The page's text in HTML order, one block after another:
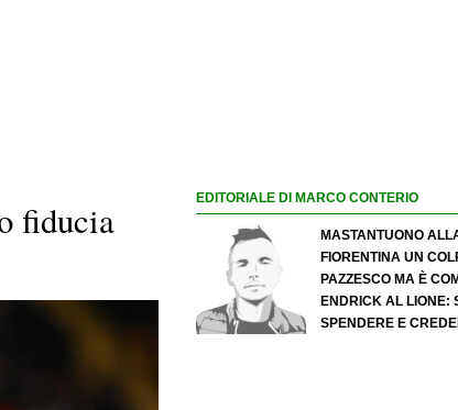
fiducia
EDITORIALE DI MARCO CONTERIO
MASTANTUONO
FIORENTINA UN
PAZZESCO MA È
ENDRICK AL LIONE:
SPENDERE E